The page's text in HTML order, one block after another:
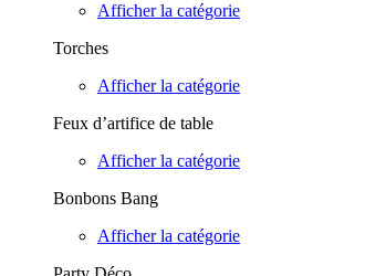
Afficher la catégorie
Torches
Afficher la catégorie
Feux d’artifice de table
Afficher la catégorie
Bonbons Bang
Afficher la catégorie